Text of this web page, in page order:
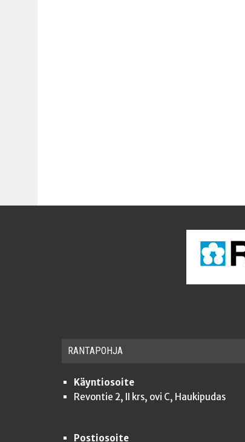
RAN­TA­POH­JA
Käyntiosoite
Revontie 2, II krs, ovi C, Haukipudas
Postiosoite